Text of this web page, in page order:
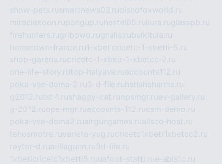
show-pets.rusmartnews03.rudiscofoxworld.ru
miraclecoon.rupongup.ru hostel65.ru liura.ruglasspb.ru
firehunters.rugribowo.rugnalis.rubulkitula.ru
hometown-france.ru1-xbeticricetc-1-xbetti-5.ru
shop-garena.rucricetc-1-xbetr-1-xbetcc-2.ru
one-life-story.rutop-halyava.ruaccounts112.ru
poka-vse-doma-2.ru3-d-file.ru hahahaharms.ru
g2012.rutst-1.rushaggy-cat.ruopsmgr.ruev-gallery.ru
g-2012.ruops-mgr.ruaccounts-112.rucsm-demo.ru
poka-vse-doma2.ruairgungames.ruallseo-host.ru
tehosmotre.ruvarieta-yug.rucricetc1xbetr1xbetcc2.ru
raytor-d.ruatillagunn.ru3d-file.ru
1xbeticricetc1xbetti5.ruuafoot-statti.rue-abis1c.ru